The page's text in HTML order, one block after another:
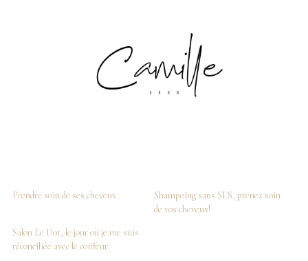
Prendre soin de ses cheveux
Shampoing sans SLS, prenez soin
de vos cheveux!
Salon Le Dot, le jour où je me suis
réconciliée avec le coiffeur